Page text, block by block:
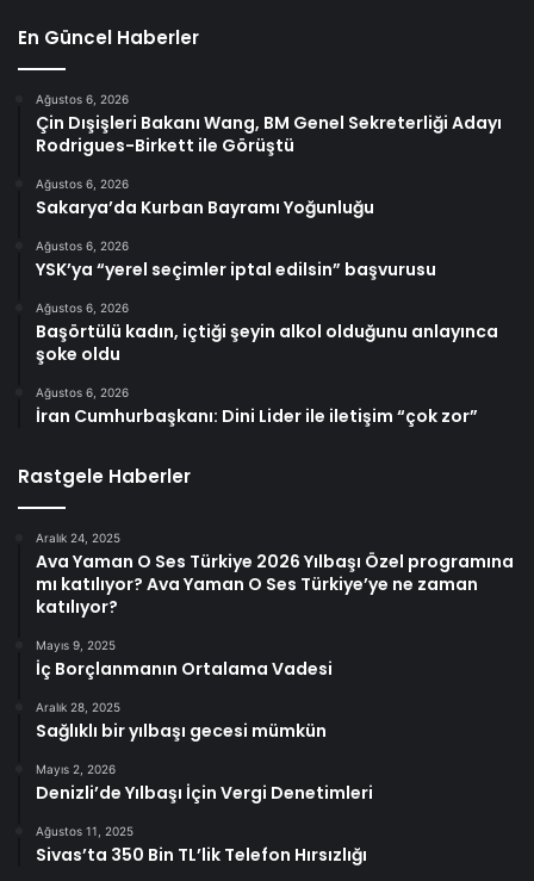
En Güncel Haberler
Ağustos 6, 2026
Çin Dışişleri Bakanı Wang, BM Genel Sekreterliği Adayı
Rodrigues-Birkett ile Görüştü
Ağustos 6, 2026
Sakarya’da Kurban Bayramı Yoğunluğu
Ağustos 6, 2026
YSK’ya “yerel seçimler iptal edilsin” başvurusu
Ağustos 6, 2026
Başörtülü kadın, içtiği şeyin alkol olduğunu anlayınca
şoke oldu
Ağustos 6, 2026
İran Cumhurbaşkanı: Dini Lider ile iletişim “çok zor”
Rastgele Haberler
Aralık 24, 2025
Ava Yaman O Ses Türkiye 2026 Yılbaşı Özel programına
mı katılıyor? Ava Yaman O Ses Türkiye’ye ne zaman
katılıyor?
Mayıs 9, 2025
İç Borçlanmanın Ortalama Vadesi
Aralık 28, 2025
Sağlıklı bir yılbaşı gecesi mümkün
Mayıs 2, 2026
Denizli’de Yılbaşı İçin Vergi Denetimleri
Ağustos 11, 2025
Sivas’ta 350 Bin TL’lik Telefon Hırsızlığı